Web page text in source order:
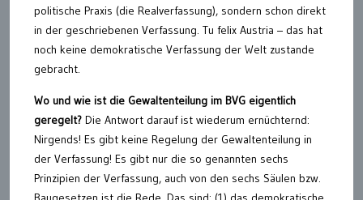
politische Praxis (die Realverfassung), sondern schon direkt
in der geschriebenen Verfassung. Tu felix Austria – das hat
noch keine demokratische Verfassung der Welt zustande
gebracht.
Wo und wie ist die Gewaltenteilung im BVG eigentlich
geregelt? Die Antwort darauf ist wiederum ernüchternd:
Nirgends! Es gibt keine Regelung der Gewaltenteilung in
der Verfassung! Es gibt nur die so genannten sechs
Prinzipien der Verfassung, auch von den sechs Säulen bzw.